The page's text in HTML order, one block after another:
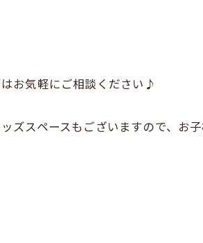
お気軽にご相談ください♪
ズスペースもございますので、お